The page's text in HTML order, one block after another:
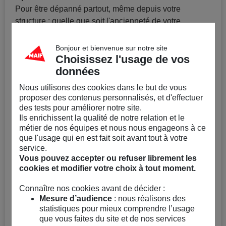
Pour être dépanné partout, même depuis votre
structure : quelle que soit l'ancienneté de votre
(dépannage remorquage, dépannage rapatriement).
l’assistance panne 0 km et d'un véhicule de prêt pour
vous déplacer en cas d'accident, de vol ou de panne
immobilisant votre véhicule. Lorsque vous assurez un
véhicule utilitaire léger ou un minibus 9 places, un prêt
de véhicule adapté à votre besoin peut être mis en
place (sous conditions).
Option 3
Lors de leur transport, les biens de votre structure ou
des participants à votre activité sont couverts à hauteur
Bonjour et bienvenue sur notre site
Choisissez l'usage de vos
données
Nous utilisons des cookies dans le but de vous
proposer des contenus personnalisés, et d'effectuer
des tests pour améliorer notre site.
Ils enrichissent la qualité de notre relation et le
métier de nos équipes et nous nous engageons à ce
que l'usage qui en est fait soit avant tout à votre
service.
Vous pouvez accepter ou refuser librement les
cookies et modifier votre choix à tout moment.
Connaître nos cookies avant de décider :
Mesure d’audience: nous réalisons des
statistiques pour mieux comprendre l’usage
que vous faites du site et de nos services